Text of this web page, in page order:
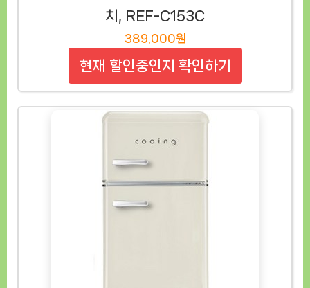
치, REF-C153C
389,000원
현재 할인중인지 확인하기